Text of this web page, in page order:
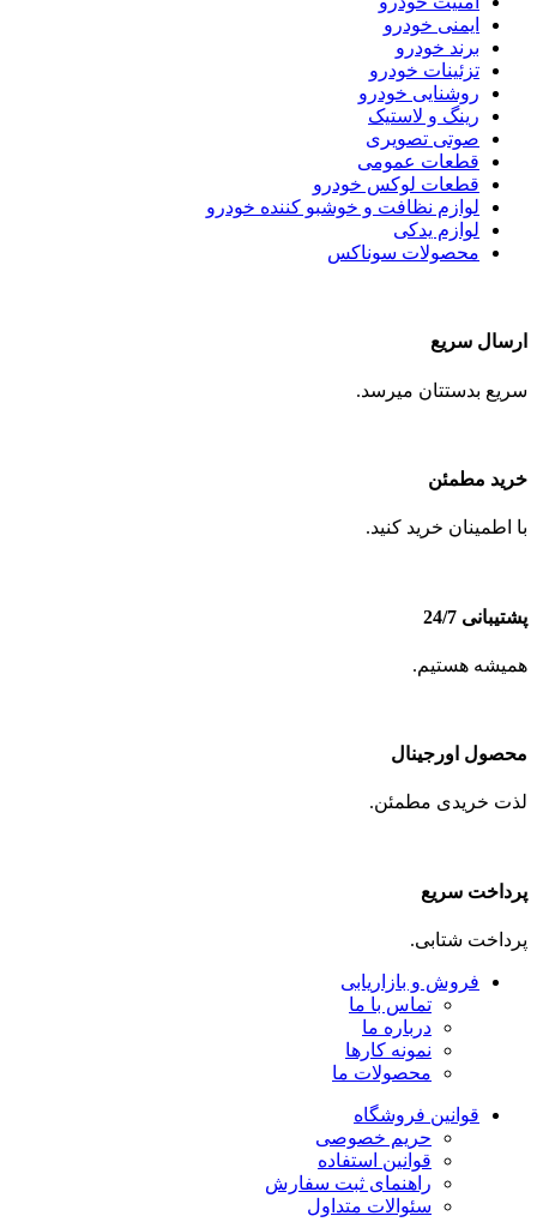
ایمنی خودرو
برند خودرو
تزئینات خودرو
روشنایی خودرو
رینگ و لاستیک
صوتی تصویری
قطعات عمومی
قطعات لوکس خودرو
لوازم نظافت و خوشبو کننده خودرو
لوازم یدکی
محصولات سوناکس
ارسال سریع
سریع بدستتان میرسد.
خرید مطمئن
با اطمینان خرید کنید.
پشتیبانی 24/7
همیشه هستیم.
محصول اورجینال
لذت خریدی مطمئن.
پرداخت سریع
پرداخت شتابی.
فروش و بازاریابی
تماس با ما
درباره ما
نمونه کارها
محصولات ما
قوانین فروشگاه
حریم خصوصی
قوانین استفاده
راهنمای ثبت سفارش
سئوالات متداول